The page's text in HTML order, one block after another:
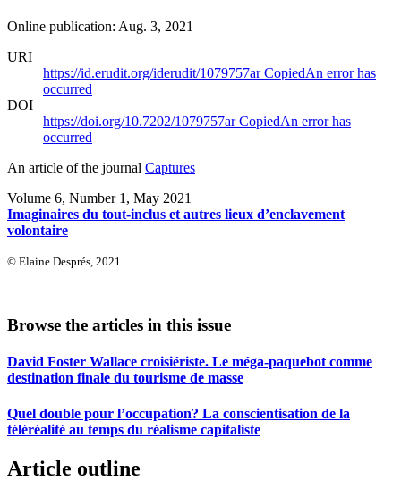
Online publication: Aug. 3, 2021
URI
https://id.erudit.org/iderudit/1079757arCopiedAn error has
occurred
DOI
https://doi.org/10.7202/1079757arCopiedAn error has
occurred
An article of the journal Captures
Volume 6, Number 1, May 2021
Imaginaires du tout-inclus et autres lieux d’enclavement
volontaire
© Elaine Després, 2021
Browse the articles in this issue
David Foster Wallace croisiériste. Le méga-paquebot comme
destination finale du tourisme de masse
Quel double pour l’occupation? La conscientisation de la
téléréalité au temps du réalisme capitaliste
Article outline